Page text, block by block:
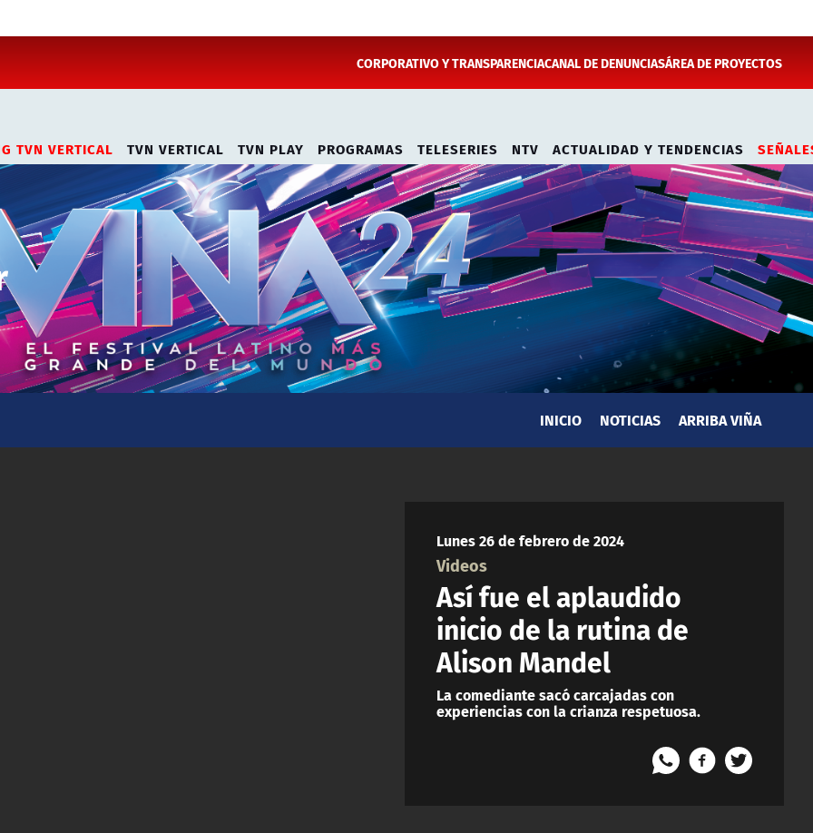
CORPORATIVO Y TRANSPARENCIACANAL DE DENUNCIASÁREA DE PROYECTOS
TVN VERTICAL TVN VERTICAL TVN PLAY PROGRAMAS TELESERIES NTV ACTUALIDAD Y TENDENCIAS
INICIO NOTICIAS ARRIBA VIÑA
Lunes 26 de febrero de 2024
Videos
Así fue el aplaudido
inicio de la rutina de
Alison Mandel
La comediante sacó carcajadas con
experiencias con la crianza respetuosa.